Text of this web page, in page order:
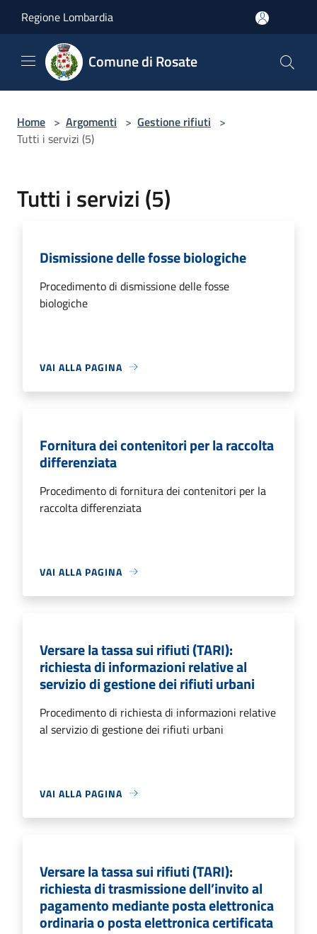
Regione Lombardia
Comune di Rosate
Home > Argomenti > Gestione rifiuti >
Tutti i servizi (5)
Tutti i servizi (5)
Dismissione delle fosse biologiche
Procedimento di dismissione delle fosse
biologiche
VAI ALLA PAGINA
Fornitura dei contenitori per la raccolta
differenziata
Procedimento di fornitura dei contenitori per la
raccolta differenziata
VAI ALLA PAGINA
Versare la tassa sui rifiuti (TARI):
richiesta di informazioni relative al
servizio di gestione dei rifiuti urbani
Procedimento di richiesta di informazioni relative
al servizio di gestione dei rifiuti urbani
VAI ALLA PAGINA
Versare la tassa sui rifiuti (TARI):
richiesta di trasmissione dell’invito al
pagamento mediante posta elettronica
ordinaria o posta elettronica certificata